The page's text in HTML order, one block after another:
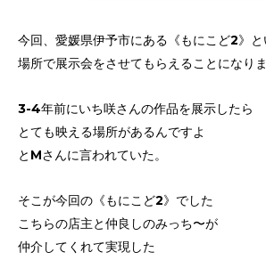
今回、愛媛県伊予市にある《もにこど2》と
場所で展示会をさせてもらえることになり
3-4年前にいち咲さんの作品を展示したら
とても映える場所があるんですよ
とMさんに言われていた。
そこが今回の《もにこど2》でした
こちらの店主と仲良しのみっち〜が
仲介してくれて実現した